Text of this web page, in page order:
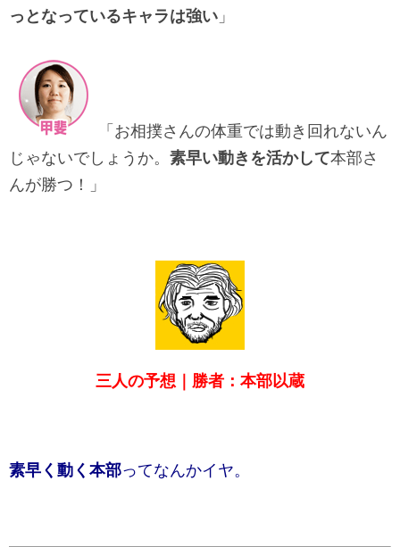
っとなっているキャラは強い 」
「お相撲さんの体重では動き回れないん
じゃないでしょうか。 素早い動きを活かして本部さ
んが勝つ！」
三人の予想｜勝者：本部以蔵
素早く動く本部ってなんかイヤ。